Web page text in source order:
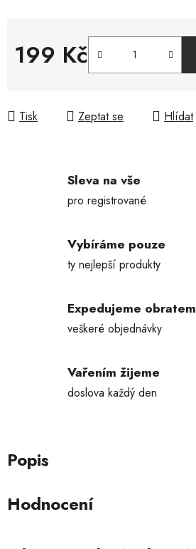
199 Kč
Tisk Zeptat se Hlídat
Sleva na vše
pro registrované
Vybíráme pouze
ty nejlepší produkty
Expedujeme obratem
veškeré objednávky
Vařením žijeme
doslova každý den
Popis
Hodnocení